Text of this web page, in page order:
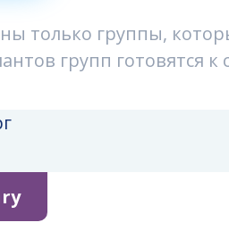
только группы,
групп готовятся